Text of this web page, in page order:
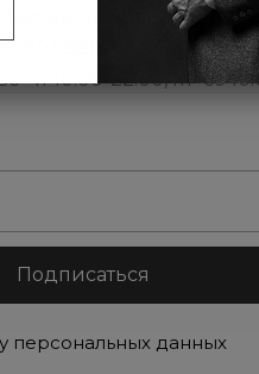
Москва, площадь
10:00-22:00, пт–сб
персональных данных